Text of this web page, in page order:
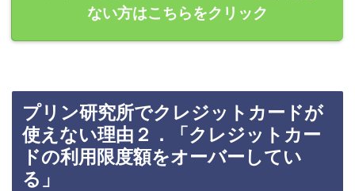
ない方はこちらをクリック
プリン研究所でクレジットカードが
使えない理由２．「クレジットカー
ドの利用限度額をオーバーしてい
る」